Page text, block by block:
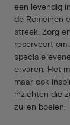
een levendig
de Romeinen
streek. Zorg
reserveert
speciale
ervaren. Het
maar ook
inzichten die
zullen boeien.